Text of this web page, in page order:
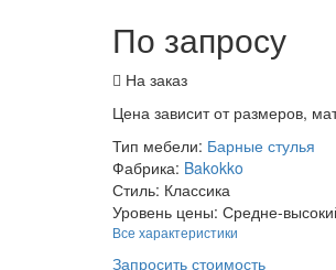
По запросу
На заказ
Цена зависит от размеров,
Тип мебели: Барные стулья
Фабрика: Bakokko
Стиль: Классика
Уровень цены: Средне-
Все характеристики
Запросить стоимость